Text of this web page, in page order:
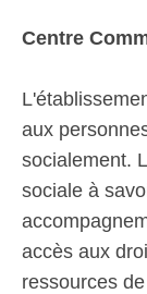
Centre
aux
socialement.
sociale à
accès aux
ressources